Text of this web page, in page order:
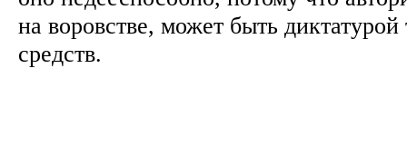
на воровстве, может быть
средств.